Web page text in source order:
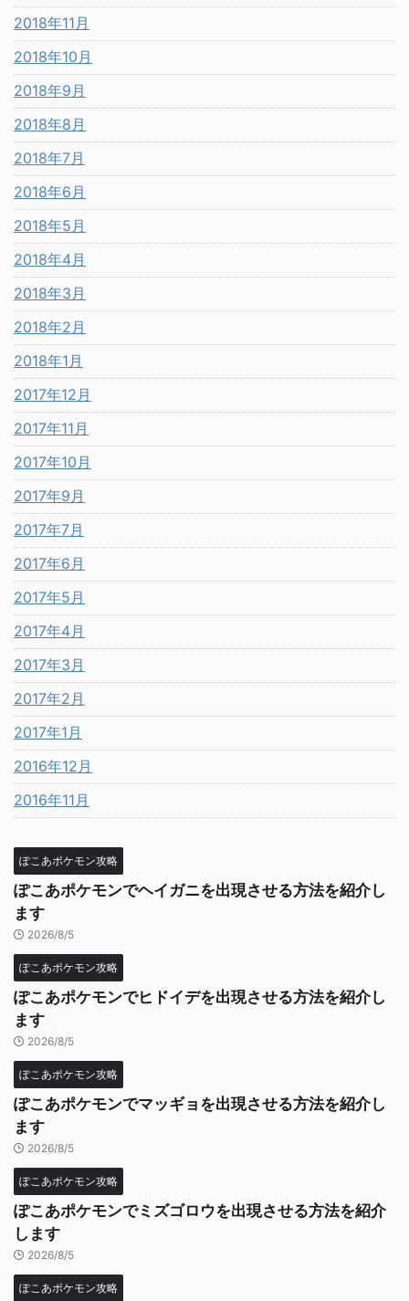
2018年11月
2018年10月
2018年9月
2018年8月
2018年7月
2018年6月
2018年5月
2018年4月
2018年3月
2018年2月
2018年1月
2017年12月
2017年11月
2017年10月
2017年9月
2017年7月
2017年6月
2017年5月
2017年4月
2017年3月
2017年2月
2017年1月
2016年12月
2016年11月
ぽこあポケモン攻略
ぽこあポケモンでヘイガニを出現させる方法を紹介し
ます
2026/8/5
ぽこあポケモン攻略
ぽこあポケモンでヒドイデを出現させる方法を紹介し
ます
2026/8/5
ぽこあポケモン攻略
ぽこあポケモンでマッギョを出現させる方法を紹介し
ます
2026/8/5
ぽこあポケモン攻略
ぽこあポケモンでミズゴロウを出現させる方法を紹介
します
2026/8/5
ぽこあポケモン攻略